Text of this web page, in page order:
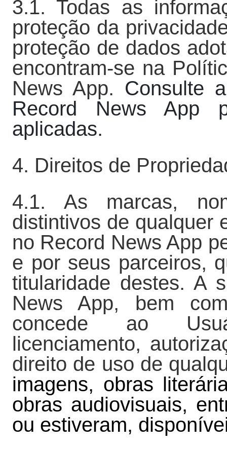
3.1. Todas as
proteção da
proteção de dados
encontram-se na
News App. Consulte
Record News App
aplicadas.
4. Direitos de
4.1. As marcas,
distintivos de qualquer
no Record News App
e por seus parceiros,
titularidade destes. A
News App, bem
concede ao
licenciamento,
direito de uso de
imagens, obras
obras audiovisuais,
ou estiveram,